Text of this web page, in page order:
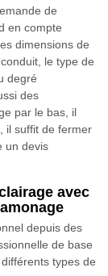
de
en compte
dimensions de
le type de
degré
des
par le bas, il
il suffit de fermer
un devis
avec
depuis des
de base
types de